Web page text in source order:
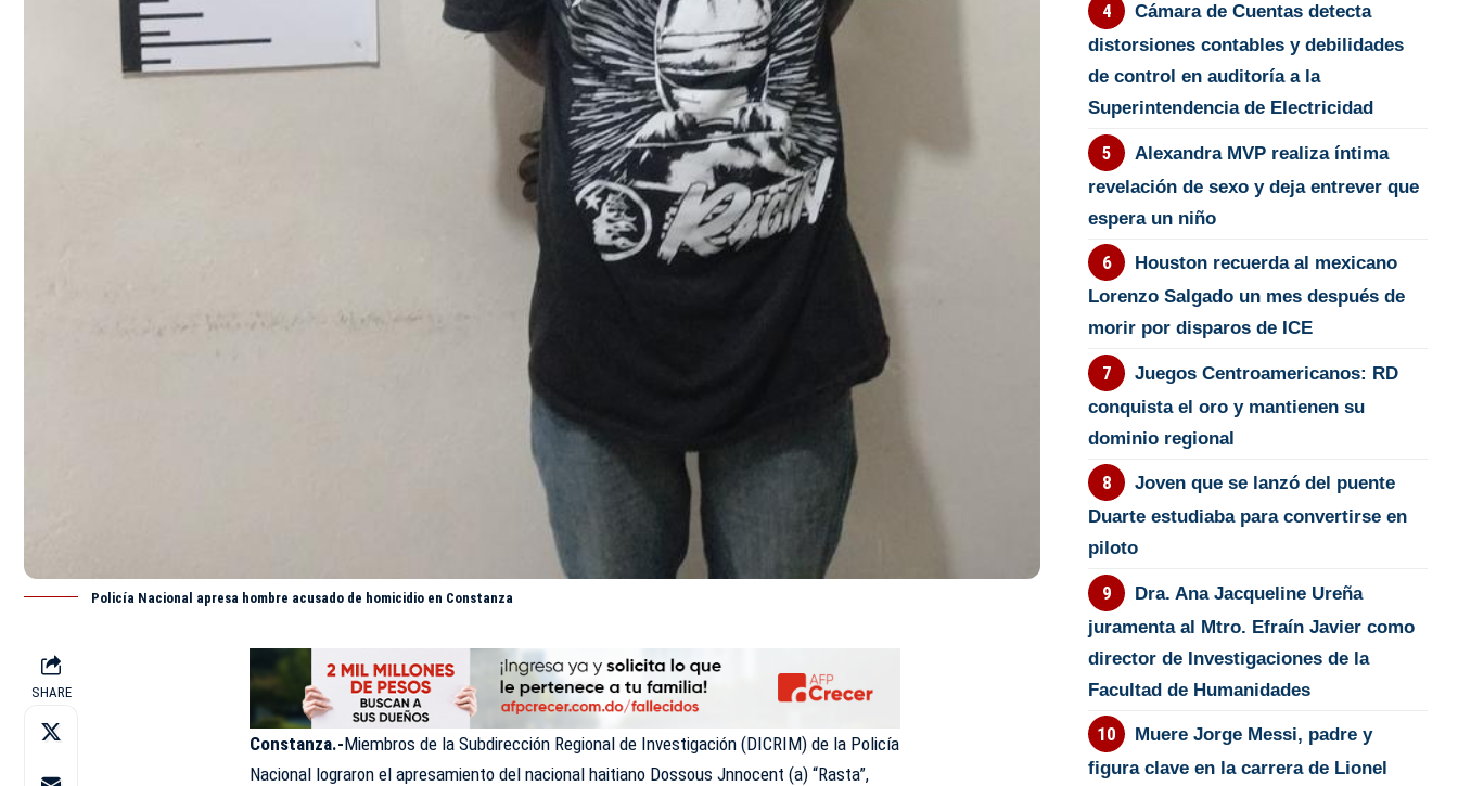
Policía Nacional apresa hombre acusado de homicidio en Constanza
SHARE
Constanza.-Miembros de la Subdirección Regional de Investigación (DICRIM) de la Policía
Nacional lograron el apresamientodel nacional haitiano Dossous Jnnocent (a) “Rasta”,
Cámara de Cuentas detecta
distorsiones contables y debilidades
de control en auditoría a la
Superintendencia de Electricidad
Alexandra MVP realiza íntima
revelación de sexo y deja entrever que
espera un niño
Houston recuerda al mexicano
Lorenzo Salgado un mes después de
morir por disparos de ICE
Juegos Centroamericanos: RD
conquista el oro y mantienen su
dominio regional
Joven que se lanzó del puente
Duarte estudiaba para convertirse en
piloto
Dra. Ana Jacqueline Ureña
juramenta al Mtro. Efraín Javier como
director de Investigaciones de la
Facultad de Humanidades
Muere Jorge Messi, padre y
figura clave en la carrera de Lionel